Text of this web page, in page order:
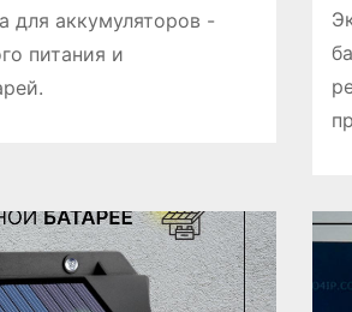
для аккумуляторов -
питания и